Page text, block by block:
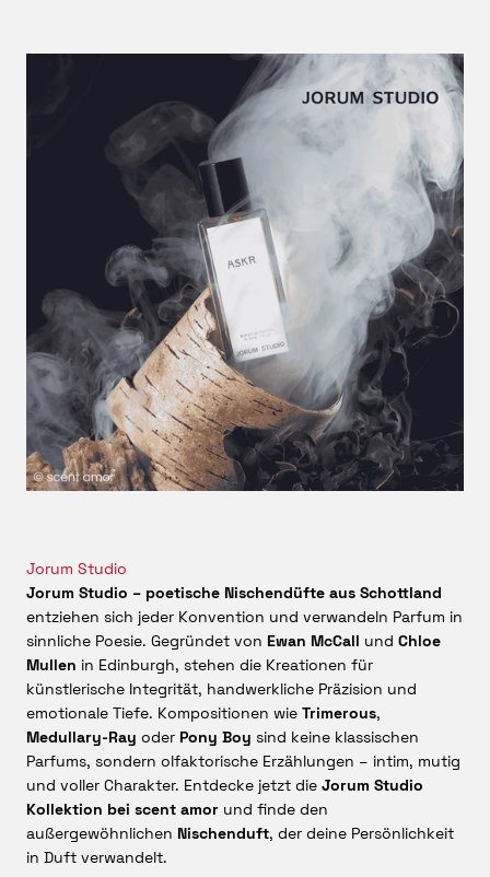
auf der Haut seine leise Größe
Im Drydown wird der Duft tiefer, trockener und erdiger.
,Patchouli Labdanum Benzoe
und
verleihen ELEGY
jene gedämpfte, elegante
Basis, auf der die floralen Töne nicht verschwinden,
sondern wie eine verblassende Erinnerung weiterleben.
Moschusund der Ambergris-Effekt sorgen für
eine hautnahe Weichheit, die nie cremig-beliebig wird.
Statt Kuschelwatte entsteht etwas Reiferes: ein Nachhall
von Stoff, Haut, Blütenstaub und trockener Landschaft.
Das Ergebnis ist ein Duft mit kultivierter Spannung.Jorum
Studio ELEGYriecht nicht nostalgisch im banalen Sinn,
sondern wie eine zeitgenössische Reflexion über klassische
Parfümerie. Wer einNischen-Parfum kaufen
möchte, das
Chypre nicht als historische Pose, sondern als lebendige
Form zeigt, findet hier eine sehr überzeugende Arbeit.
Dieser Duft passt nicht zu jedem Anlass und will auch gar
Für wenELEGY
Jorum Studio ELEGYeignet sich besonders für Menschen,
die elegante, florale und moosige Kompositionen mögen,
aber den üblichen Retro-Staub vermeiden wollen. Er
funktioniert stark in Übergangszeiten, an kühleren
Frühlingstagen, im frühen Herbst und überall dort, wo ein
Duft nicht schreien, sondern präzise wirken soll. Für
Liebhaber klassischer Chypres ist er spannend, weil er
Respekt vor dem Genre zeigt. Für Einsteiger in hochwertige
Nischendüfteist er interessant, weil er Charakter besitzt,
ohne unzugänglich zu werden.
Wer beiJorum Studio ELEGYauf brachiale Projektion oder
süße Massengefälligkeit hofft, ist hier falsch. Wer jedoch
Jorum Studio
Jorum Studio – poetische Nischendüfte aus Schottland
entziehen sich jeder Konvention und verwandeln Parfum in
sinnliche Poesie. Gegründet von Ewan McCall und Chloe
Mullen in Edinburgh, stehen die Kreationen für
künstlerische Integrität, handwerkliche Präzision und
emotionale Tiefe. Kompositionen wie Trimerous,
Medullary-Ray oder Pony Boy sind keine klassischen
Parfums, sondern olfaktorische Erzählungen – intim, mutig
und voller Charakter. Entdecke jetzt die Jorum Studio
Kollektion bei scent amor und finde den
außergewöhnlichen Nischenduft, der deine Persönlichkeit
in Duft verwandelt.